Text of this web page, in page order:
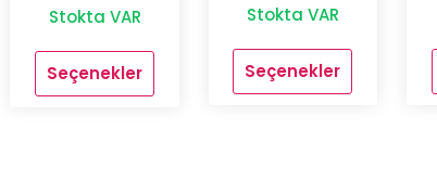
Stokta VAR
Seçenekler
Bu
Stokta VAR
Seçenekler
Bu